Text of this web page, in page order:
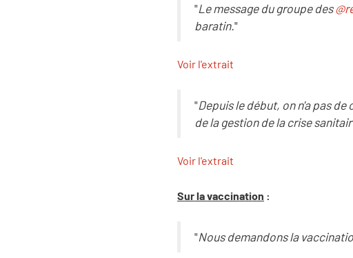
"Le message du groupe des
baratin."
Voir l'extrait
"Depuis le début, on n'a pas
de la gestion de la crise
Voir l'extrait
Sur la vaccination :
"Nous demandons la